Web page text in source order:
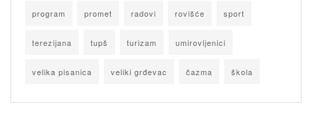
program promet radovi rovišće sport
terezijana tupš turizam umirovljenici
velika pisanica veliki grđevac čazma škola